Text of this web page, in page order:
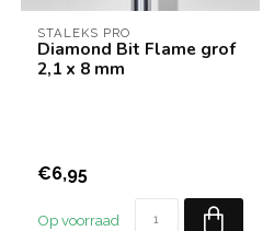
STALEKS PRO
Diamond Bit Flame grof
2,1 x 8 mm
€6,95
Op voorraad